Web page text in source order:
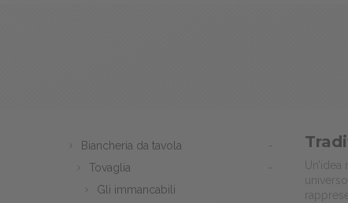
Biancheria da tavola
Tovaglia
Gli immancabili